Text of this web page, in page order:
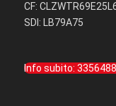
CF:
SDI: LB79A75
Info subito: